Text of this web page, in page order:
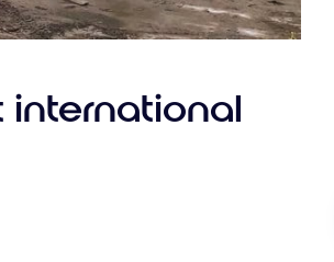
international